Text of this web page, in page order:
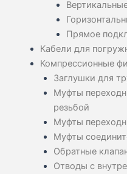
Прямое
Кабели для
Компрессионные
Заглушки для
Муфты
резьбой
Муфты
Муфты
Обратные
Отводы с